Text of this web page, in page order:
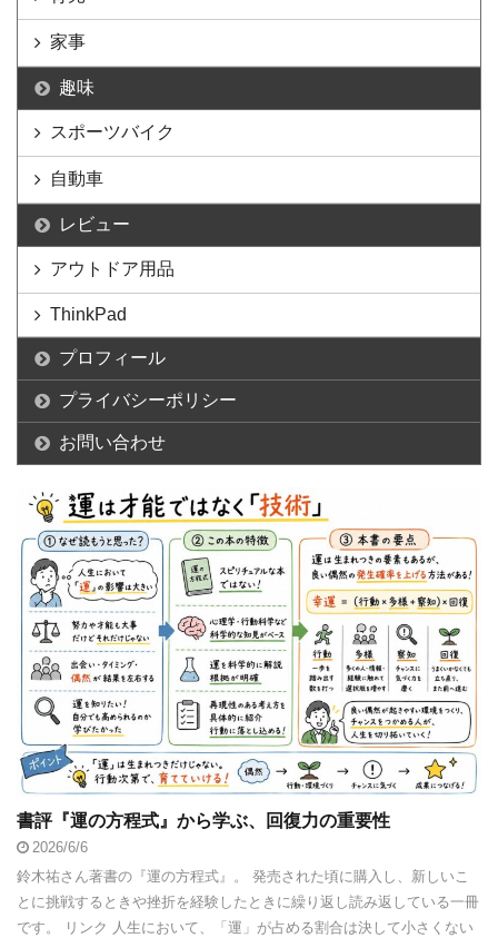
家事
趣味
スポーツバイク
自動車
レビュー
アウトドア用品
ThinkPad
プロフィール
プライバシーポリシー
お問い合わせ
書評『運の方程式』から学ぶ、回復力の重要性
2026/6/6
鈴木祐さん著書の『運の方程式』。 発売された頃に購入し、新しいこ
とに挑戦するときや挫折を経験したときに繰り返し読み返している一冊
です。 リンク 人生において、「運」が占める割合は決して小さくない